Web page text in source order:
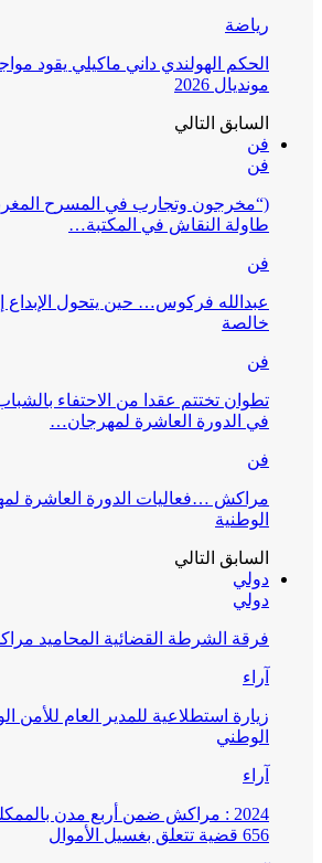
رياضة
الحكم الهولندي داني ماكيلي يقود
مونديال 2026
السابق التالي
فن
فن
(“مخرجون وتجارب في المسرح
طاولة النقاش في المكتبة…
فن
عبدالله فركوس… حين يتحول الإبداع
خالصة
فن
تطوان تختتم عقدا من الاحتفاء
في الدورة العاشرة لمهرجان…
فن
مراكش …فعاليات الدورة العاشرة
الوطنية
السابق التالي
دولي
دولي
فرقة الشرطة القضائية المحاميد
آراء
زيارة استطلاعية للمدير العام للأمن
الوطني
آراء
2024 : مراكش ضمن أربع مدن
656 قضية تتعلق بغسيل الأموال